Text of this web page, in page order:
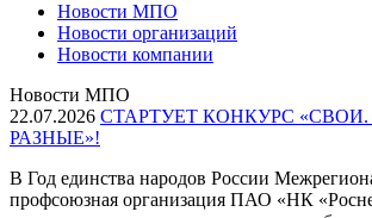
Новости МПО
Новости организаций
Новости компании
Новости МПО
22.07.2026 СТАРТУЕТ КОНКУРС
РАЗНЫЕ»!
В Год единства народов России
профсоюзная организация ПАО «НК